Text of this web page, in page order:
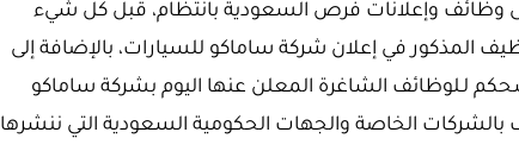
وظائف وإعلانات فرص السعودية بانتظام، قبل كل شيء
المذكور في إعلان شركة ساماكو للسيارات، بالإضافة إلى
لـلوظائف الشاغرة المعلن عنها اليوم بشركة ساماكو
بالشركات الخاصة والجهات الحكومية السعودية التي ننشرها